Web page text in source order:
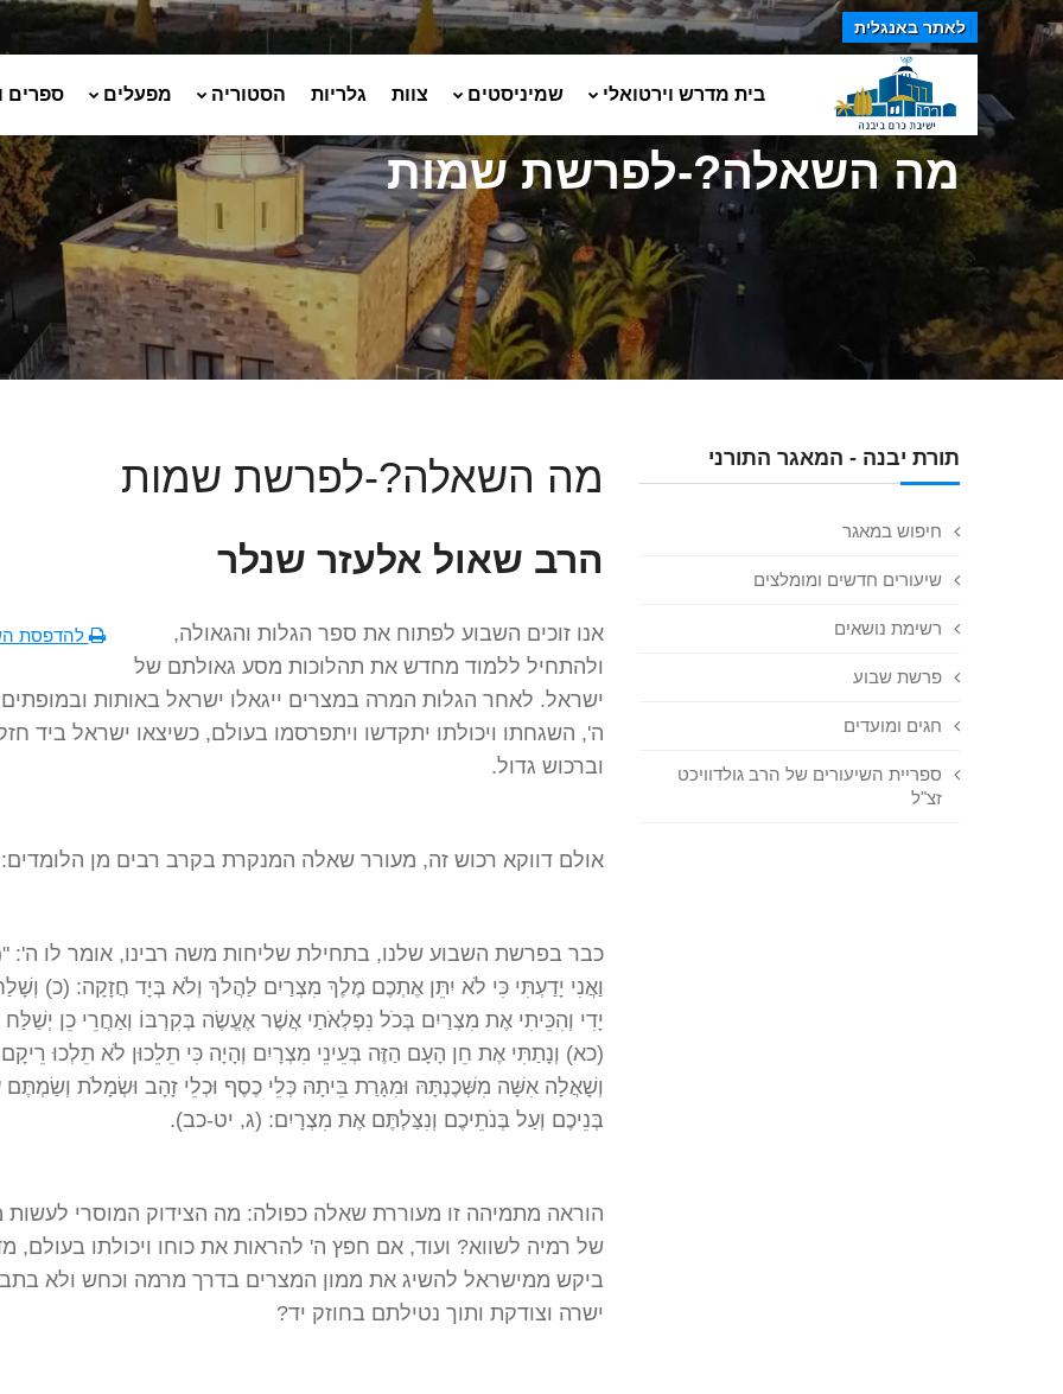
לאתר באנגלית
בית מדרש וירטואלי שמיניסטים צוות גלריות הסטוריה מפעלים ספרים
מה השאלה?-לפרשת שמות
תורת יבנה - המאגר התורני
חיפוש במאגר
שיעורים חדשים ומומלצים
רשימת נושאים
פרשת שבוע
חגים ומועדים
ספריית השיעורים של הרב גולדוויכט
זצ"ל
מה השאלה?-לפרשת שמות
הרב שאול אלעזר שנלר
להדפסת
אנו זוכים השבוע לפתוח את ספר הגלות והגאולה,
ולהתחיל ללמוד מחדש את תהלוכות מסע גאולתם של
ישראל. לאחר הגלות המרה במצרים ייגאלו ישראל באותות
ה', השגחתו ויכולתו יתקדשו ויתפרסמו בעולם, כשיצאו ישראל ביד
וברכוש גדול.
אולם דווקא רכוש זה, מעורר שאלה המנקרת בקרב רבים מן הלומדים:
כבר בפרשת השבוע שלנו, בתחילת שליחות משה רבינו, אומר לו ה':
וַאֲנִי יָדַעְתִּי כִּי לֹא יִתֵּן אֶתְכֶם מֶלֶךְ מִצְרַיִם לַהֲלֹךְ וְלֹא בְּיָד חֲזָקָה: (כ)
יָדִי וְהִכֵּיתִי אֶת מִצְרַיִם בְּכֹל נִפְלְאֹתַי אֲשֶׁר אֶעֱשֶׂה בְּקִרְבּוֹ וְאַחֲרֵי כֵן
(כא) וְנָתַתִּי אֶת חֵן הָעָם הַזֶּה בְּעֵינֵי מִצְרָיִם וְהָיָה כִּי תֵלֵכוּן לֹא תֵלְכוּ
וְשָׁאֲלָה אִשָּׁה מִשְּׁכֶנְתָּהּ וּמִגָּרַת בֵּיתָהּ כְּלֵי כֶסֶף וּכְלֵי זָהָב וּשְׂמָלֹת וְשַׂמְתֶּם
בְּנֵיכֶם וְעַל בְּנֹתֵיכֶם וְנִצַּלְתֶּם אֶת מִצְרָיִם: (ג, יט-כב).
הוראה מתמיהה זו מעוררת שאלה כפולה: מה הצידוק המוסרי
של רמיה לשווא? ועוד, אם חפץ ה' להראות את כוחו ויכולתו בעולם,
ביקש ממישראל להשיג את ממון המצרים בדרך מרמה וכחש ולא
ישרה וצודקת ותוך נטילתם בחוזק יד?